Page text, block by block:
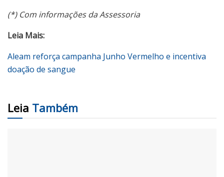
(*) Com informações da Assessoria
Leia Mais:
Aleam reforça campanha Junho Vermelho e incentiva
doação de sangue
Leia Também